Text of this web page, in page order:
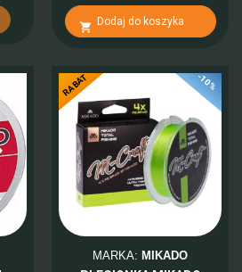
 Dodaj do koszyka
-10%
RABAT
MARKA: MIKADO